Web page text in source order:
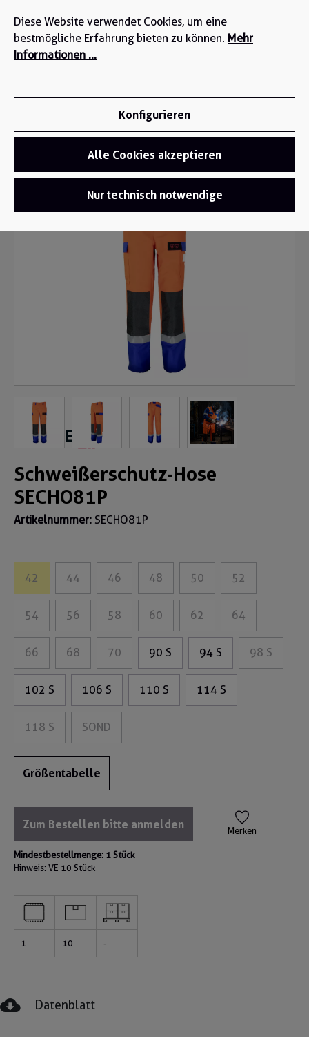
springen
Funktionsbekleidung / Schweißerschutzbekleidung
Bildergalerie überspringen
Schweißerschutz-Hose
SECHO81P
Artikelnummer: SECHO81P
42 44 46 48 50 52
54 56 58 60 62 64
66 68 70 90 S 94 S 98 S
102 S 106 S 110 S 114 S
118 S SOND
Größentabelle
Zum Bestellen bitte anmelden Merken
Mindestbestellmenge: 1 Stück
Hinweis: VE 10 Stück
1 10 -
Datenblatt
Diese Website verwendet Cookies, um eine
bestmögliche Erfahrung bieten zu können. Mehr
Informationen ...
Konfigurieren
Alle Cookies akzeptieren
Nur technisch notwendige